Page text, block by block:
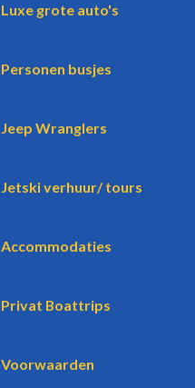
Luxe grote auto's
Personen busjes
Jeep Wranglers
Jetski verhuur/ tours
Accommodaties
Privat Boattrips
Voorwaarden